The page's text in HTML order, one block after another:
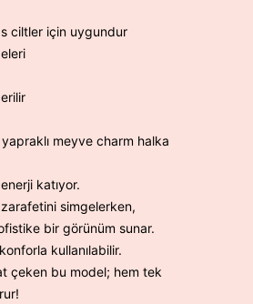
ciltler için uygundur
meyve charm halka
katıyor.
simgelerken,
bir görünüm sunar.
kullanılabilir.
çeken bu model; hem tek